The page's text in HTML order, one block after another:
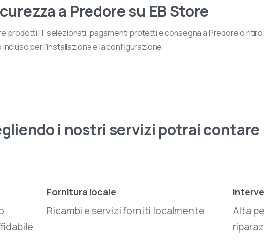
a Predore su EB Store
prodotti IT selezionati, pagamenti protetti e consegna a Predore o
per l'installazione e la configurazione.
i nostri servizi potraicontare
Fornitura locale
Ricambi e servizi forniti localmente
Alta
Oltre 50.000 prodotti di elettronica e informatica
ricevilo comodamente a casa con una spedizione rapida e
sicura.
Disponibilità prodotti in tempo reale
Ricevi 5€ sul primo ordine